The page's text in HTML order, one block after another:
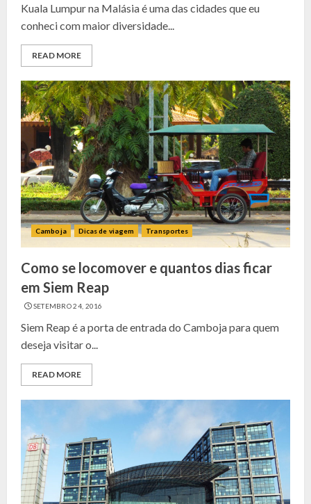
Kuala Lumpur na Malásia é uma das cidades que eu
conheci com maior diversidade...
READ MORE
Camboja Dicas de viagem Transportes
Como se locomover e quantos dias ficar
em Siem Reap
SETEMBRO 24, 2016
Siem Reap é a porta de entrada do Camboja para quem
deseja visitar o...
READ MORE